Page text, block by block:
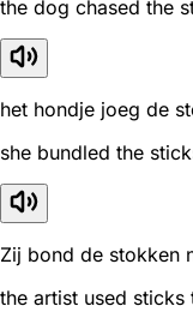
the dog chased the
het hondje joeg de
she bundled the
Zij bond de stokken
the artist used